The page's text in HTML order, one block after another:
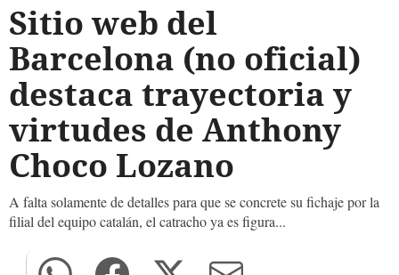
Sitio web del
Barcelona (no oficial)
destaca trayectoria y
virtudes de Anthony
Choco Lozano
A falta solamente de detalles para que se concrete su fichaje por la
filial del equipo catalán, el catracho ya es figura...